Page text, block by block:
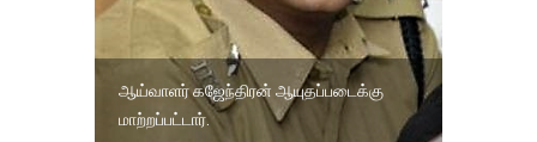
ஆய்வாளர் கஜேந்திரன் ஆயுதப்படைக்கு
மாற்றப்பட்டார்.